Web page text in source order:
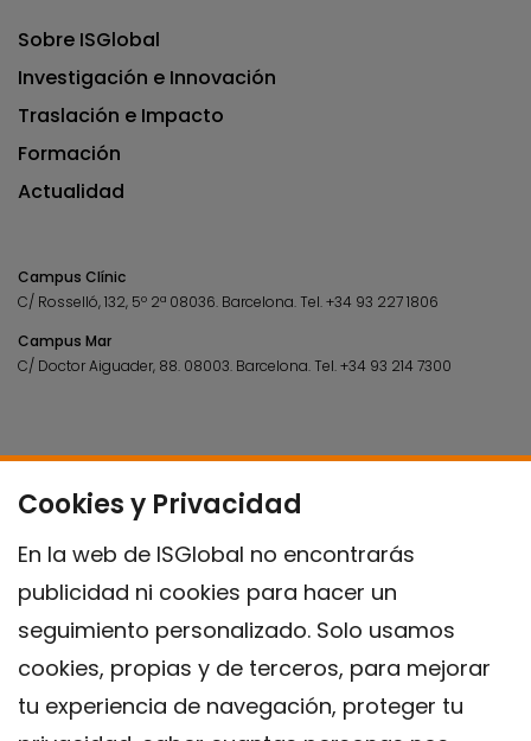
Cookies y Privacidad
En la web de ISGlobal no encontrarás
publicidad ni cookies para hacer un
seguimiento personalizado. Solo usamos
cookies, propias y de terceros, para mejorar
tu experiencia de navegación, proteger tu
Sobre ISGlobal
Investigación e Innovación
Traslación e Impacto
Formación
Actualidad
Campus Clínic
C/ Rosselló, 132, 5º 2ª 08036. Barcelona.Tel.+34 93 227 1806
Campus Mar
C/ Doctor Aiguader, 88. 08003. Barcelona.Tel.+34 93 214 7300